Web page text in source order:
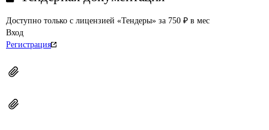
Доступно только с лицензией «Тендеры» за 750 ₽ в мес
Вход
Регистрация